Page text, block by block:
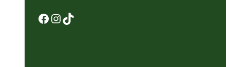
Facebook
Instagram
TikTok